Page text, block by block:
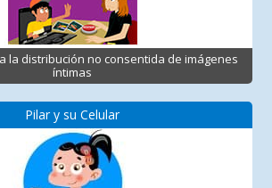
la distribución no consentida de imágenes
íntimas
Pilar y su Celular